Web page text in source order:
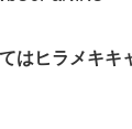
はヒラメキキ